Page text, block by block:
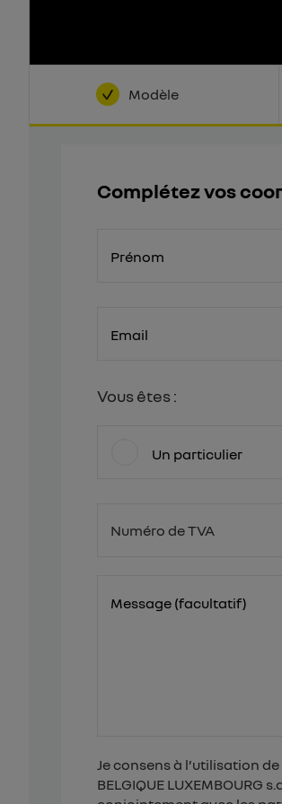
Modèle
Complétez vos
Prénom
Email
Vous êtes :
Un particulier
Numéro de TVA
BE
Message (facultatif)
Je consens à l’utilisation
BELGIQUE LUXEMBOURG